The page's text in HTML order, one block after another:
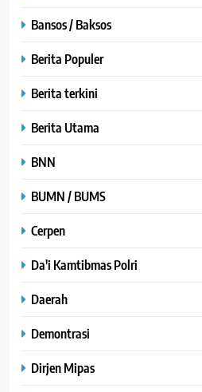
Bansos / Baksos
Berita Populer
Berita terkini
Berita Utama
BNN
BUMN / BUMS
Cerpen
Da'i Kamtibmas Polri
Daerah
Demontrasi
Dirjen Mipas